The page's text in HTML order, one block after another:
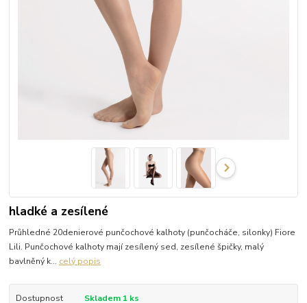
hladké a zesílené
Průhledné 20denierové punčochové kalhoty (punčocháče, silonky) Fiore
Lili. Punčochové kalhoty mají zesílený sed, zesílené špičky, malý
bavlněný k... celý popis
Dostupnost
Skladem 1 ks